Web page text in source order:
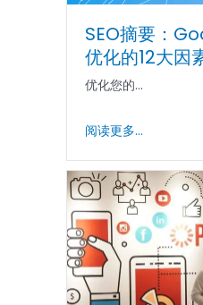
SEO摘要：
优化的12大因
优化您的...
阅读更多...